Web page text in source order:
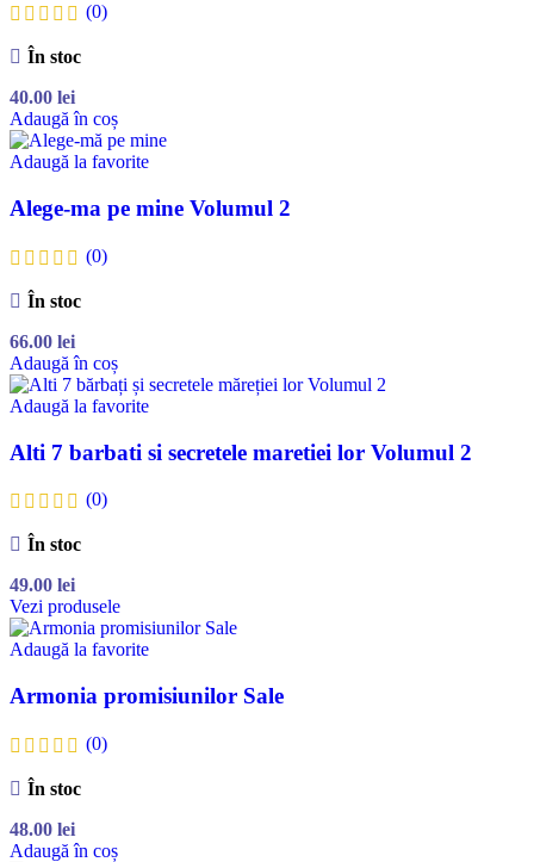
(0)
În stoc
40.00 lei
Adaugă în coș
Adaugă la favorite
Alege-ma pe mine Volumul 2
(0)
În stoc
66.00 lei
Adaugă în coș
Adaugă la favorite
Alti 7 barbati si secretele maretiei lor Volumul 2
(0)
În stoc
49.00 lei
Vezi produsele
Adaugă la favorite
Armonia promisiunilor Sale
(0)
În stoc
48.00 lei
Adaugă în coș